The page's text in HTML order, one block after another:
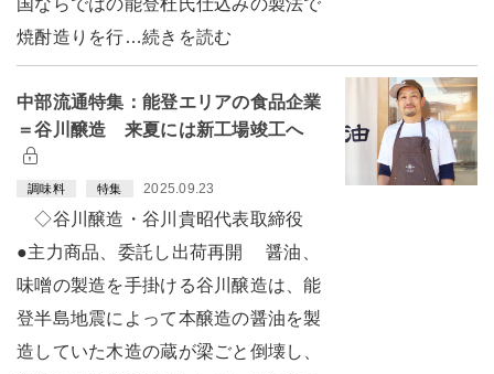
国ならではの能登杜氏仕込みの製法で
焼酎造りを行…続きを読む
中部流通特集：能登エリアの食品企業
＝谷川醸造 来夏には新工場竣工へ
調味料 特集 2025.09.23
◇谷川醸造・谷川貴昭代表取締役
●主力商品、委託し出荷再開 醤油、
味噌の製造を手掛ける谷川醸造は、能
登半島地震によって本醸造の醤油を製
造していた木造の蔵が梁ごと倒壊し、